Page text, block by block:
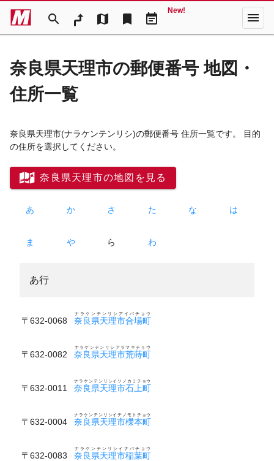
search map bookmark event_note
New! menu
奈良県天理市の郵便番号 地図・
住所一覧
奈良県天理市(ナラケンテンリシ)の郵便番号 住所一覧です。 目的
の住所を選択してください。
奈良県天理市の地図を見る
あ か さ た な は
ま や ら わ
あ行
〒632-0068 奈良県天理市合場町
ナラケンテンリシアイバチョウ
〒632-0082 奈良県天理市荒蒔町
ナラケンテンリシアラマキチョウ
〒632-0011 奈良県天理市石上町
ナラケンテンリシイソノカミチョウ
〒632-0004 奈良県天理市櫟本町
ナラケンテンリシイチノモトチョウ
〒632-0083 奈良県天理市稲葉町
ナラケンテンリシイナバチョウ